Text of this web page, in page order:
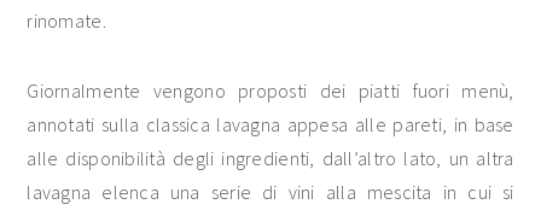
rinomate.
Giornalmente vengono proposti dei piatti fuori menù,
annotati sulla classica lavagna appesa alle pareti, in base
alle disponibilità degli ingredienti, dall’altro lato, un altra
lavagna elenca una serie di vini alla mescita in cui si